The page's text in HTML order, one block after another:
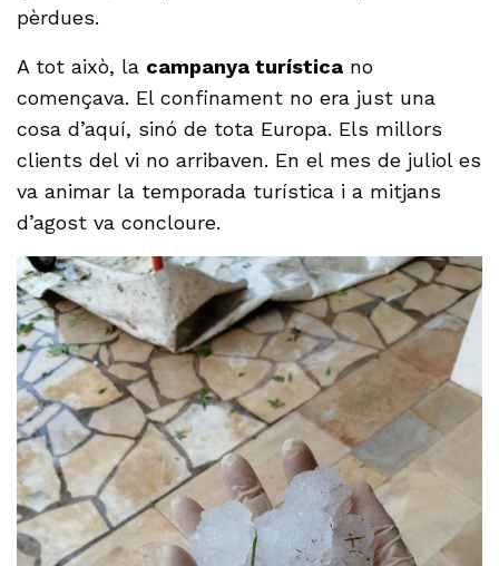
pèrdues.
A tot això, la campanya turística no
començava. El confinament no era just una
cosa d’aquí, sinó de tota Europa. Els millors
clients del vi no arribaven. En el mes de juliol es
va animar la temporada turística i a mitjans
d’agost va concloure.